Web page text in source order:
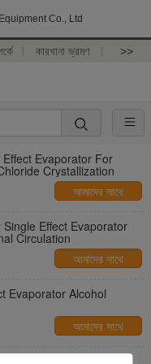
Co., Ltd
কারখানা ভ্রমণ >>
Evaporator For
Crystallization
আমাদের সাথে
Effect Evaporator
Circulation
আমাদের সাথে
Evaporator Alcohol
আমাদের সাথে